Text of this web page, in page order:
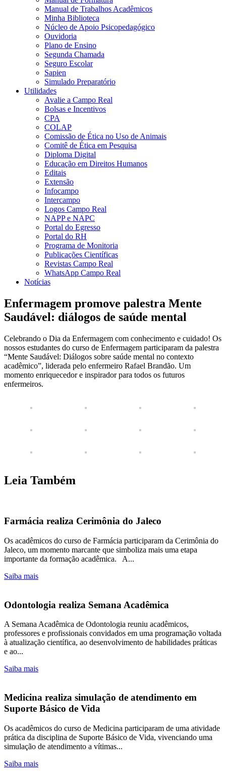
Manual de Trabalhos Acadêmicos
Minha Biblioteca
Núcleo de Apoio Psicopedagógico
Ouvidoria
Plano de Ensino
Segunda Chamada
Seguro Escolar
Sapien
Simulado Preparatório
Utilidades
Avalie a Campo Real
Bolsas e Incentivos
CPA
COLAP
Comissão de Ética no Uso de Animais
Comitê de Ética em Pesquisa
Diploma Digital
Educação em Direitos Humanos
Editais
Extensão
Infocampo
Intercampo
Logos Campo Real
NAPP e NAPC
Portal do Egresso
Portal do RH
Programa de Monitoria
Publicações Científicas
Revistas Campo Real
WhatsApp Campo Real
Notícias
Enfermagem promove palestra Mente
Saudável: diálogos de saúde mental
Celebrando o Dia da Enfermagem com conhecimento e cuidado! Os
nossos estudantes do curso de Enfermagem participaram da palestra
“Mente Saudável: Diálogos sobre saúde mental no contexto
acadêmico”, liderada pelo enfermeiro Rafael Brandão. Um
momento enriquecedor e inspirador para todos os futuros
enfermeiros.
Leia Também
Farmácia realiza Cerimônia do Jaleco
Os acadêmicos do curso de Farmácia participaram da Cerimônia do
Jaleco, um momento marcante que simboliza mais uma etapa
importante da formação acadêmica. A...
Saiba mais
Odontologia realiza Semana Acadêmica
A Semana Acadêmica de Odontologia reuniu acadêmicos,
professores e profissionais convidados em uma programação voltada
à atualização científica, ao desenvolvimento de habilidades práticas
e ao...
Saiba mais
Medicina realiza simulação de atendimento em
Suporte Básico de Vida
Os acadêmicos do curso de Medicina participaram de uma atividade
prática da disciplina de Suporte Básico de Vida, vivenciando uma
simulação de atendimento a vítimas...
Saiba mais